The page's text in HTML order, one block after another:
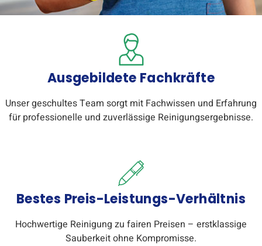
Ausgebildete Fachkräfte
Unser geschultes Team sorgt mit Fachwissen und Erfahrung
für professionelle und zuverlässige Reinigungsergebnisse.
Bestes Preis-Leistungs-Verhältnis
Hochwertige Reinigung zu fairen Preisen – erstklassige
Sauberkeit ohne Kompromisse.